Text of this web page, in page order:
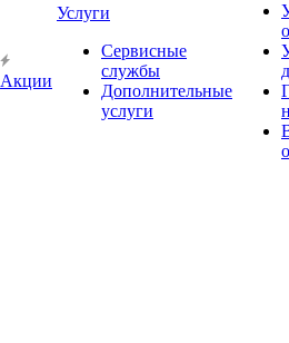
Акции
Услуги
Сервисные
службы
Дополнительные
услуги